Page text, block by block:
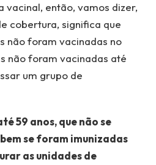
vacinal, então, vamos dizer,
cobertura, significa que
não foram vacinadas no
não foram vacinadas até
um grupo de
59 anos, que não se
se foram imunizadas
as unidades de